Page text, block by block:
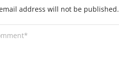
address will not be published.